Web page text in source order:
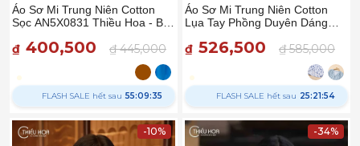
Áo Sơ Mi Trung Niên Cotton
Sọc AN5X0831 Thiều Hoa - Bí
₫ 400,500 ₫ 445,000
FLASH SALE hết sau 55:09:34
Áo Sơ Mi Trung Niên Cotton
Lụa Tay Phồng Duyên Dáng
₫ 526,500 ₫ 585,000
FLASH SALE hết sau 25:21:53
-10% -34%